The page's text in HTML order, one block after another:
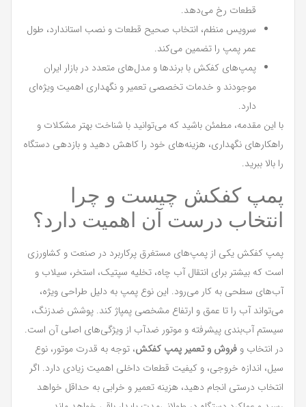
قطعات رخ می‌دهد.
سرویس منظم، انتخاب صحیح قطعات و نصب استاندارد، طول
عمر پمپ را تضمین می‌کند.
پمپ‌های کفکش با برندها و مدل‌های متعدد در بازار ایران
موجودند و خدمات تخصصی تعمیر و نگهداری اهمیت ویژه‌ای
دارد.
با این مقدمه، مطمئن باشید که می‌توانید با شناخت بهتر مشکلات و
راهکارهای نگهداری، هزینه‌های خود را کاهش دهید و بازدهی دستگاه
را بالا ببرید.
پمپ کفکش چیست و چرا
انتخاب درست آن اهمیت دارد؟
پمپ کفکش یکی از پمپ‌های مستغرق پرکاربرد در صنعت و کشاورزی
است که بیشتر برای انتقال آب چاه، تخلیه سپتیک، استخر، سیلاب و
آب‌های سطحی به کار می‌رود. این نوع پمپ به دلیل طراحی ویژه،
می‌تواند آب را تا عمق و ارتفاع مشخصی پمپاژ کند. پوشش ضدزنگ،
سیستم آب‌بندی پیشرفته و موتور ضدآب از ویژگی‌های اصلی آن است.
در انتخاب و فروش و تعمیر پمپ کفکش، توجه به قدرت موتور، نوع
سیل، اندازه خروجی، و کیفیت قطعات داخلی اهمیت زیادی دارد. اگر
انتخاب درستی انجام دهید، هزینه تعمیر و خرابی به حداقل خواهد